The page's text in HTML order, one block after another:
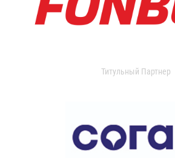
Титульный Партнер